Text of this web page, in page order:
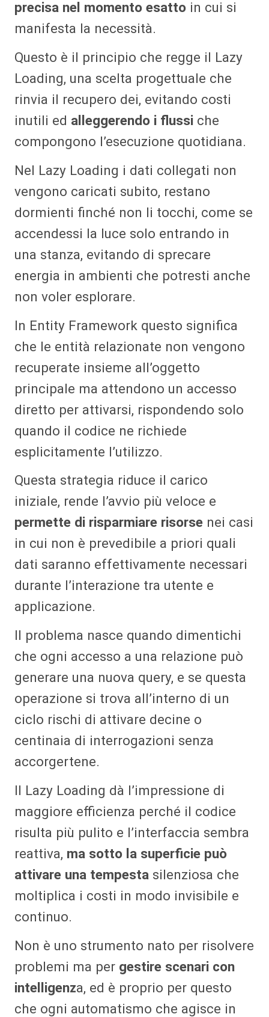
precisa nel momento esatto in cui si
manifesta la necessità.
Questo è il principio che regge il Lazy
Loading, una scelta progettuale che
rinvia il recupero dei, evitando costi
inutili ed alleggerendo i flussi che
compongono l’esecuzione quotidiana.
Nel Lazy Loading i dati collegati non
vengono caricati subito, restano
dormienti finché non li tocchi, come se
accendessi la luce solo entrando in
una stanza, evitando di sprecare
energia in ambienti che potresti anche
non voler esplorare.
In Entity Framework questo significa
che le entità relazionate non vengono
recuperate insieme all’oggetto
principale ma attendono un accesso
diretto per attivarsi, rispondendo solo
quando il codice ne richiede
esplicitamente l’utilizzo.
Questa strategia riduce il carico
iniziale, rende l’avvio più veloce e
permette di risparmiare risorse nei casi
in cui non è prevedibile a priori quali
dati saranno effettivamente necessari
durante l’interazione tra utente e
applicazione.
Il problema nasce quando dimentichi
che ogni accesso a una relazione può
generare una nuova query, e se questa
operazione si trova all’interno di un
ciclo rischi di attivare decine o
centinaia di interrogazioni senza
accorgertene.
Il Lazy Loading dà l’impressione di
maggiore efficienza perché il codice
risulta più pulito e l’interfaccia sembra
reattiva, ma sotto la superficie può
attivare una tempesta silenziosa che
moltiplica i costi in modo invisibile e
continuo.
Non è uno strumento nato per risolvere
problemi ma per gestire scenari con
intelligenza, ed è proprio per questo
che ogni automatismo che agisce in